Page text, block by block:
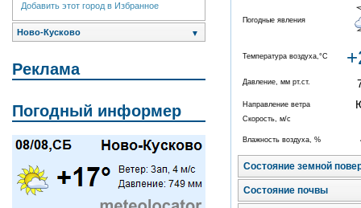
Добавить этот город в Избранное
Ново-Кусково ▼
Реклама
Погодный информер
Погодные явления
Температура воздуха,°C
Давление, мм рт.ст.
Направление ветра
Скорость, м/с
Влажность воздуха, %
Состояние земной
Состояние почвы